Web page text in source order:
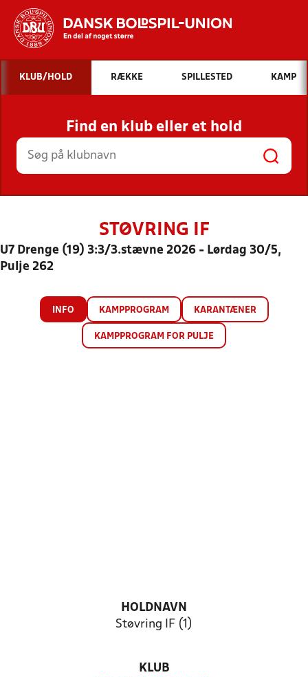
Hvad vil du søge efter?
INDHOLD OG NYHEDER
STILLINGER, RESULTATER, KLUBBER OG
HOLD
KLUB/HOLD RÆKKE SPILLESTED KAMP
Find en klub eller et hold
STØVRING IF
U7 Drenge (19) 3:3/3.stævne 2026 - Lørdag 30/5,
Pulje 262
INFO KAMPPROGRAM KARANTÆNER
KAMPPROGRAM FOR PULJE
HOLDNAVN
Støvring IF (1)
KLUB